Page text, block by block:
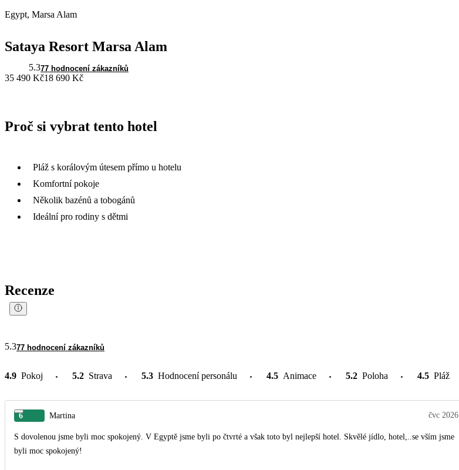
Egypt, Marsa Alam
Sataya Resort Marsa Alam
5.377 hodnocení zákazníků
35 490 Kč18 690 Kč
Proč si vybrat tento hotel
Pláž s korálovým útesem přímo u hotelu
Komfortní pokoje
Několik bazénů a tobogánů
Ideální pro rodiny s dětmi
Recenze
5.377 hodnocení zákazníků
4.9 Pokoj 5.2 Strava 5.3 Hodnocení personálu 4.5 Animace 5.2 Poloha 4.5 Pláž
6 Martina čvc 2026
S dovolenou jsme byli moc spokojený. V Egyptě jsme byli po čtvrté a však toto byl nejlepší hotel. Skvělé jídlo, hotel,..se vším jsme
byli moc spokojený!